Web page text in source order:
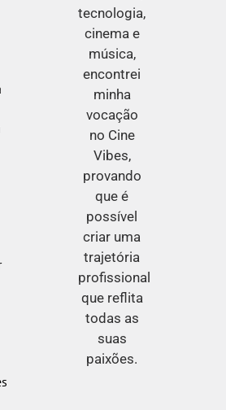
tecnologia,
cinema e
música,
encontrei
minha
vocação
no Cine
Vibes,
provando
que é
possível
criar uma
trajetória
profissional
que reflita
todas as
suas
paixões.